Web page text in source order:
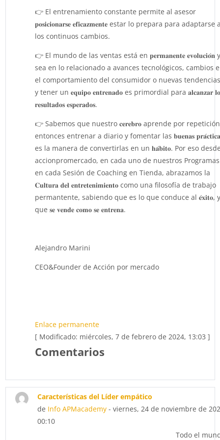
👉 El entrenamiento constante permite al asesor
𝐩𝐨𝐬𝐢𝐜𝐢𝐨𝐧𝐚𝐫𝐬𝐞 𝐞𝐟𝐢𝐜𝐚𝐳𝐦𝐞𝐧𝐭𝐞 estar lo prepara para adaptarse
los continuos cambios.
👉 El mundo de las ventas está en 𝐩𝐞𝐫𝐦𝐚𝐧𝐞𝐧𝐭𝐞 𝐞𝐯𝐨𝐥𝐮𝐜𝐢𝐨́𝐧
sea en lo relacionado a avances tecnológicos, cambios
el comportamiento del consumidor o nuevas
y tener un 𝐞𝐪𝐮𝐢𝐩𝐨 𝐞𝐧𝐭𝐫𝐞𝐧𝐚𝐝𝐨 es primordial para 𝐚𝐥𝐜𝐚𝐧𝐳𝐚𝐫
𝐫𝐞𝐬𝐮𝐥𝐭𝐚𝐝𝐨𝐬 𝐞𝐬𝐩𝐞𝐫𝐚𝐝𝐨𝐬.
👉 Sabemos que nuestro 𝐜𝐞𝐫𝐞𝐛𝐫𝐨 aprende por
entonces entrenar a diario y fomentar las 𝐛𝐮𝐞𝐧𝐚𝐬
es la manera de convertirlas en un 𝐡𝐚́𝐛𝐢𝐭𝐨. Por eso
accionpromercado, en cada uno de nuestros
en cada Sesión de Coaching en Tienda, abrazamos la
𝐂𝐮𝐥𝐭𝐮𝐫𝐚 𝐝𝐞𝐥 𝐞𝐧𝐭𝐫𝐞𝐭𝐞𝐧𝐢𝐦𝐢𝐞𝐧𝐭𝐨 como una filosofía de trabajo
permantente, sabiendo que es lo que conduce al 𝐞́𝐱𝐢𝐭𝐨, y
que 𝐬𝐞 𝐯𝐞𝐧𝐝𝐞 𝐜𝐨𝐦𝐨 𝐬𝐞 𝐞𝐧𝐭𝐫𝐞𝐧𝐚.
Alejandro Marini
CEO&Founder de Acción por mercado
Enlace permanente
[ Modificado: miércoles, 7 de febrero de 2024, 13:03 ]
Comentarios
Características del Líder empático
de Info APMacademy - viernes, 24 de noviembre de
00:10
Todo el